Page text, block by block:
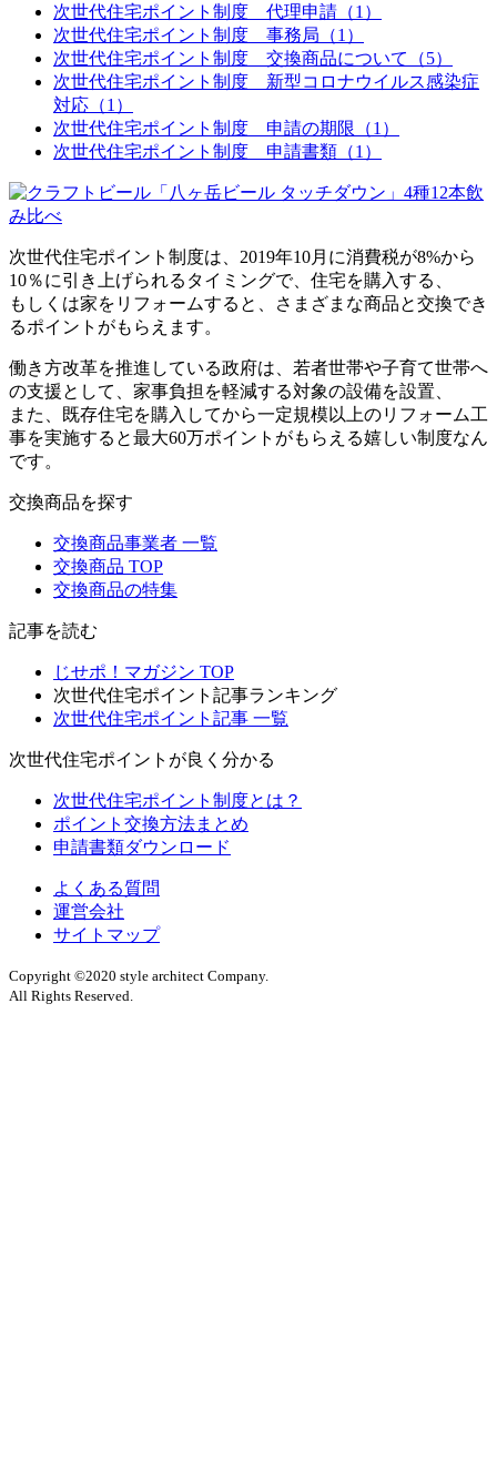
次世代住宅ポイント制度 代理申請（1）
次世代住宅ポイント制度 事務局（1）
次世代住宅ポイント制度 交換商品について（5）
次世代住宅ポイント制度 新型コロナウイルス感染症
対応（1）
次世代住宅ポイント制度 申請の期限（1）
次世代住宅ポイント制度 申請書類（1）
次世代住宅ポイント制度は、2019年10月に消費税が8%から
10％に引き上げられるタイミングで、住宅を購入する、
もしくは家をリフォームすると、さまざまな商品と交換でき
るポイントがもらえます。
働き方改革を推進している政府は、若者世帯や子育て世帯へ
の支援として、家事負担を軽減する対象の設備を設置、
また、既存住宅を購入してから一定規模以上のリフォーム工
事を実施すると最大60万ポイントがもらえる嬉しい制度なん
です。
交換商品を探す
交換商品事業者 一覧
交換商品 TOP
交換商品の特集
記事を読む
じせポ！マガジン TOP
次世代住宅ポイント記事ランキング
次世代住宅ポイント記事 一覧
次世代住宅ポイントが良く分かる
次世代住宅ポイント制度とは？
ポイント交換方法まとめ
申請書類ダウンロード
よくある質問
運営会社
サイトマップ
Copyright ©2020 style architect Company.
All Rights Reserved.